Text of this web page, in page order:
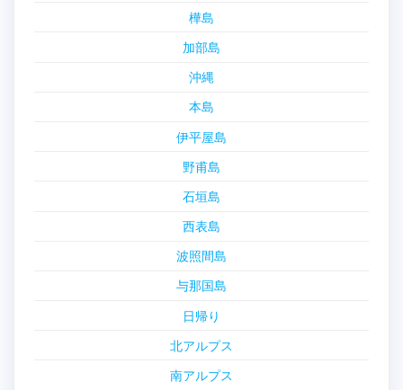
樺島
加部島
沖縄
本島
伊平屋島
野甫島
石垣島
西表島
波照間島
与那国島
日帰り
北アルプス
南アルプス